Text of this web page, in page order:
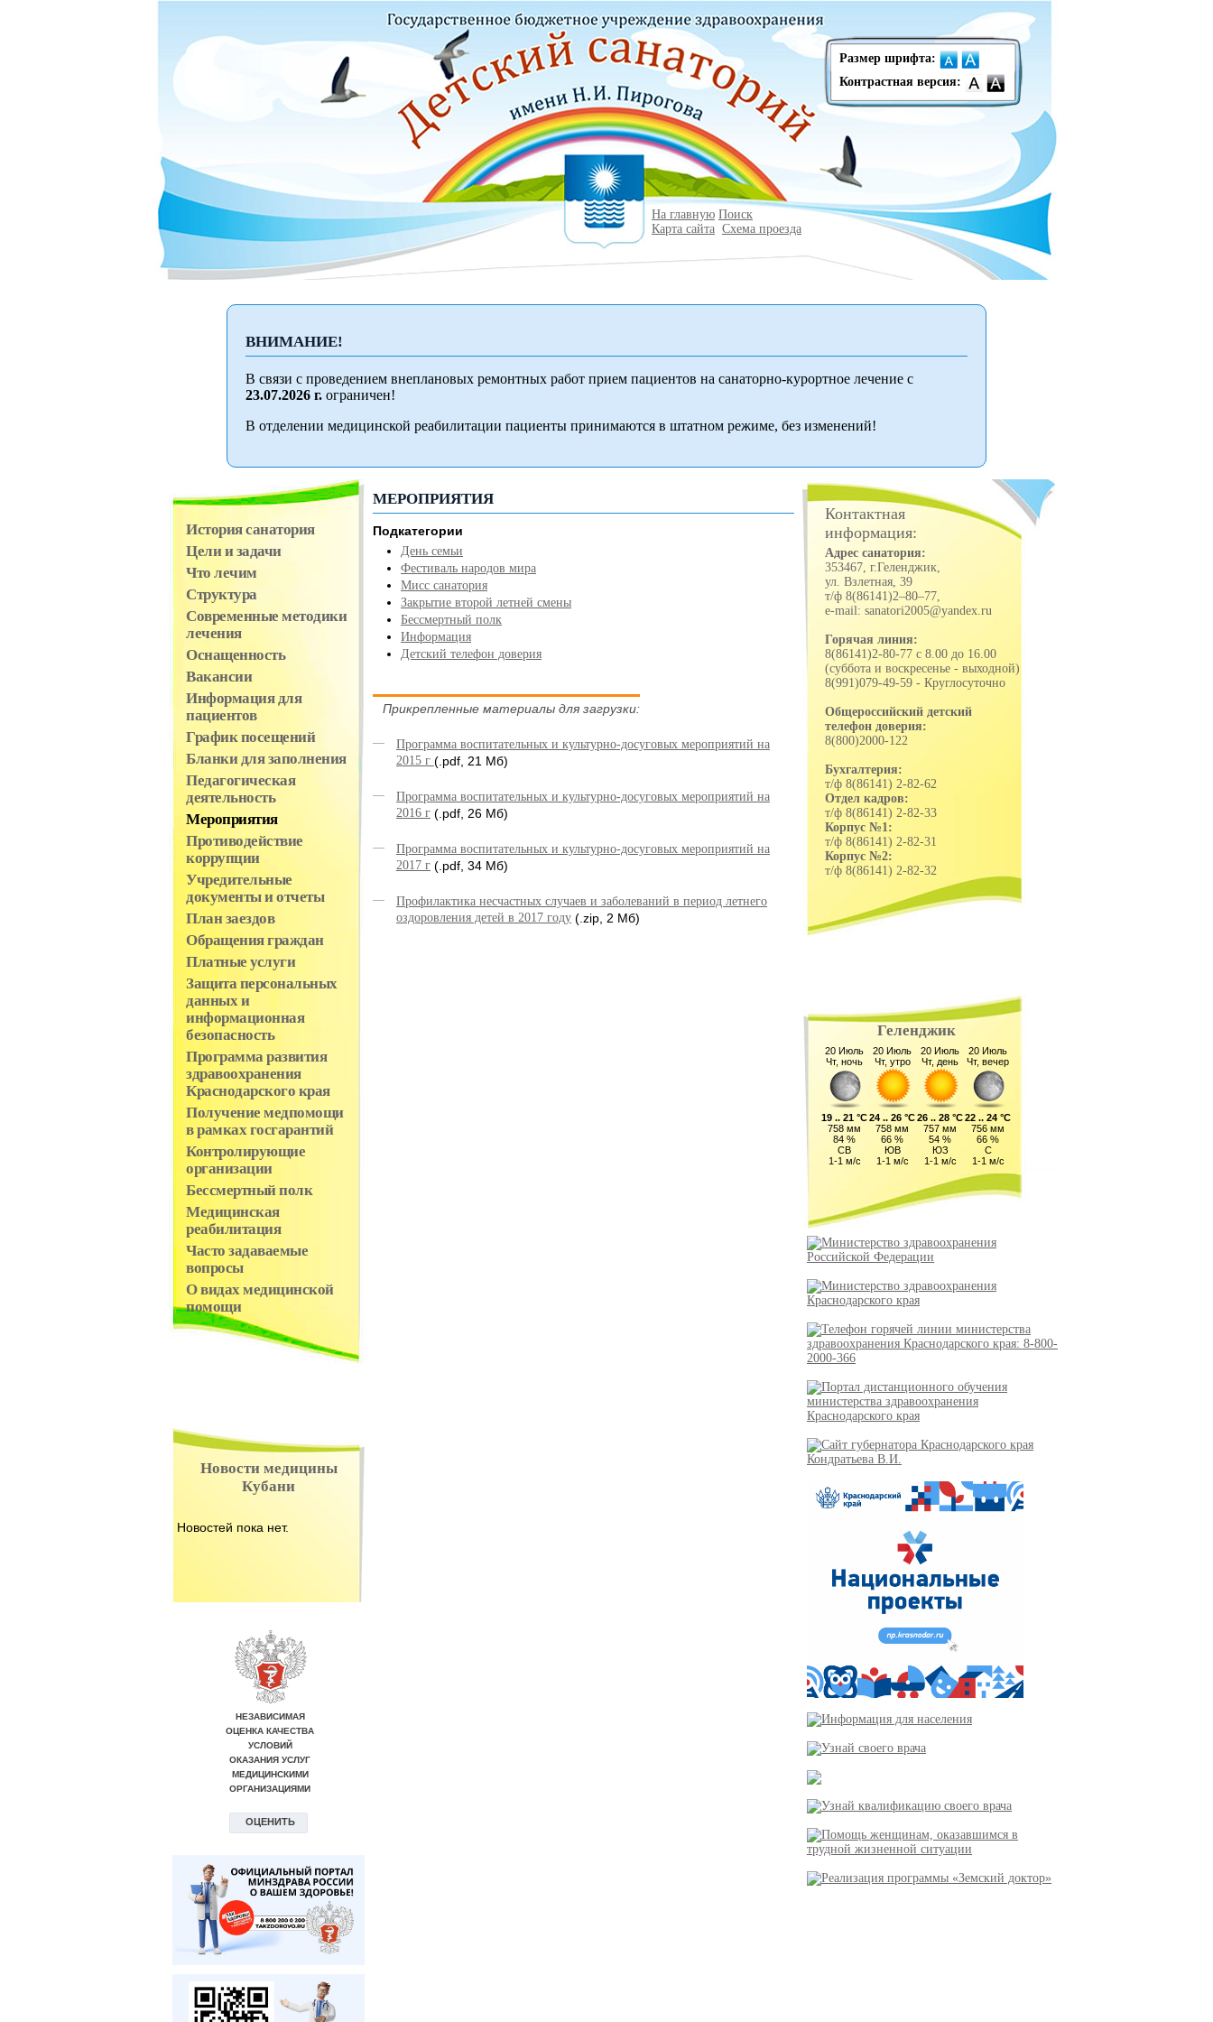
Размер шрифта:
Контрастная версия:
На главную Поиск
Карта сайта Схема проезда
ВНИМАНИЕ!
В связи с проведением внеплановых ремонтных работ прием пациентов на санаторно-курортное лечение с
23.07.2026 г. ограничен!
В отделении медицинской реабилитации пациенты принимаются в штатном режиме, без изменений!
История санатория
Цели и задачи
Что лечим
Структура
Современные методики
лечения
Оснащенность
Вакансии
Информация для
пациентов
График посещений
Бланки для заполнения
Педагогическая
деятельность
Мероприятия
Противодействие
коррупции
Учредительные
документы и отчеты
План заездов
Обращения граждан
Платные услуги
Защита персональных
данных и
информационная
безопасность
Программа развития
здравоохранения
Краснодарского края
Получение медпомощи
в рамках госгарантий
Контролирующие
организации
Бессмертный полк
Медицинская
реабилитация
Часто задаваемые
вопросы
О видах медицинской
помощи
Новости медицины
Кубани
Новостей пока нет.
МЕРОПРИЯТИЯ
Подкатегории
День семьи
Фестиваль народов мира
Мисс санатория
Закрытие второй летней смены
Бессмертный полк
Информация
Детский телефон доверия
Прикрепленные материалы для загрузки:
Программа воспитательных и культурно-досуговых мероприятий на
2015 г (.pdf, 21 Мб)
Программа воспитательных и культурно-досуговых мероприятий на
2016 г (.pdf, 26 Мб)
Программа воспитательных и культурно-досуговых мероприятий на
2017 г (.pdf, 34 Мб)
Профилактика несчастных случаев и заболеваний в период летнего
оздоровления детей в 2017 году (.zip, 2 Мб)
Контактная
информация:
Адрес санатория:
353467, г.Геленджик,
ул. Взлетная, 39
т/ф 8(86141)2–80–77,
e-mail: sanatori2005@yandex.ru
Горячая линия:
8(86141)2-80-77 с 8.00 до 16.00
(суббота и воскресенье - выходной)
8(991)079-49-59 - Круглосуточно
Общероссийский детский
телефон доверия:
8(800)2000-122
Бухгалтерия:
т/ф 8(86141) 2-82-62
Отдел кадров:
т/ф 8(86141) 2-82-33
Корпус №1:
т/ф 8(86141) 2-82-31
Корпус №2:
т/ф 8(86141) 2-82-32
Геленджик
20 Июль
Чт, ночь
19 .. 21 °C
758 мм
84 %
СВ
1-1 м/с
20 Июль
Чт, утро
24 .. 26 °C
758 мм
66 %
ЮВ
1-1 м/с
20 Июль
Чт, день
26 .. 28 °C
757 мм
54 %
ЮЗ
1-1 м/с
20 Июль
Чт, вечер
22 .. 24 °C
756 мм
66 %
С
1-1 м/с